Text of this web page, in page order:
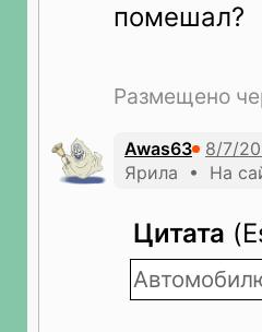
помешал?
Размещено
Awas63
Ярила • На
Цитата